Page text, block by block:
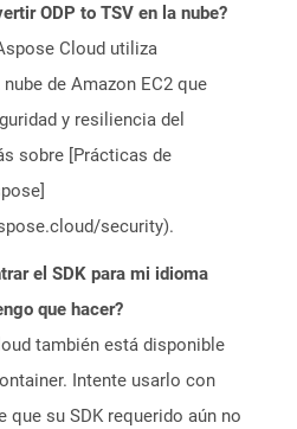
ODP to TSV en la nube?
Cloud utiliza
de Amazon EC2 que
y resiliencia del
sobre [Prácticas de
security).
el SDK para mi idioma
que hacer?
también está disponible
Intente usarlo con
que su SDK requerido aún no